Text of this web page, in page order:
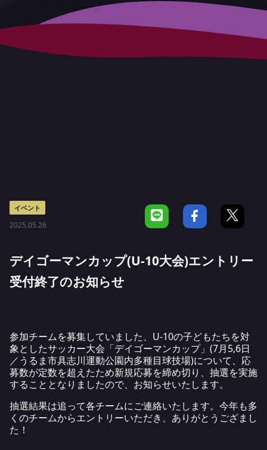
イベント
2025.05.26
デイゴーマンカップ(U-10大会)エントリー
受付終了のお知らせ
参加チームを募集していました、U-10の子どもたちを対
象としたサッカー大会「デイゴーマンカップ」(7月5,6日
／うるま市具志川運動公園内多種目球技場)について、応
募数が定数を超えたため新規応募を締め切り、抽選を実施
することとなりましたので、お知らせいたします。
抽選結果は追って各チームにご連絡いたします。今年も多
くのチームからエントリーいただき、ありがとうござまし
た！